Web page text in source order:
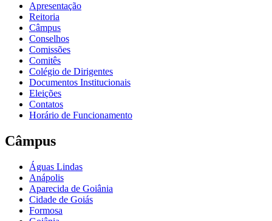
Apresentação
Reitoria
Câmpus
Conselhos
Comissões
Comitês
Colégio de Dirigentes
Documentos Institucionais
Eleições
Contatos
Horário de Funcionamento
Câmpus
Águas Lindas
Anápolis
Aparecida de Goiânia
Cidade de Goiás
Formosa